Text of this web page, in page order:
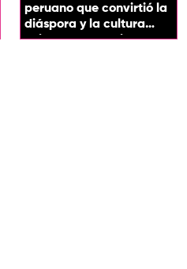
peruano que convirtió la
diáspora y la cultura
chicha en su sonido